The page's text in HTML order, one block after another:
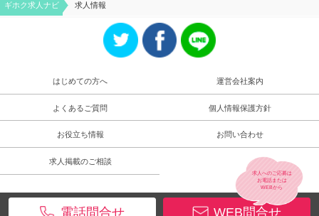
ギホク求⼈ナビ 求人情報
はじめての方へ 運営会社案内
よくあるご質問 個人情報保護方針
お役立ち情報 お問い合わせ
求人掲載のご相談
求人へのご応募は
お電話または
WEBから
WEB問合せ
電話問合せ